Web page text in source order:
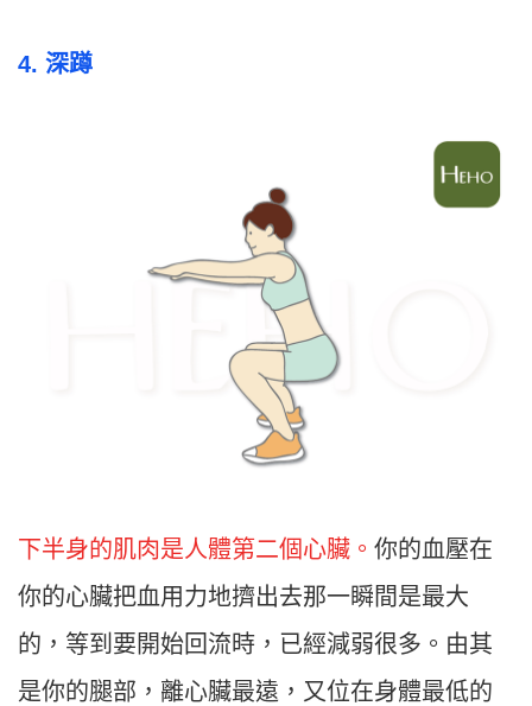
4. 深蹲
下半身的肌肉是人體第二個心臟。 你的血壓在
你的心臟把血用力地擠出去那一瞬間是最大
的，等到要開始回流時，已經減弱很多。由其
是你的腿部，離心臟最遠，又位在身體最低的